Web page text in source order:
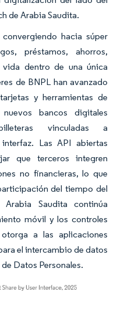
de Arabia Saudita.
hacia súper
préstamos, ahorros,
dentro de una única
de BNPL han avanzado
y herramientas de
bancos digitales
vinculadas a
Las API abiertas
que terceros integren
no financieras, lo que
del tiempo del
Saudita continúa
móvil y los controles
a las aplicaciones
el intercambio de datos
Datos Personales.